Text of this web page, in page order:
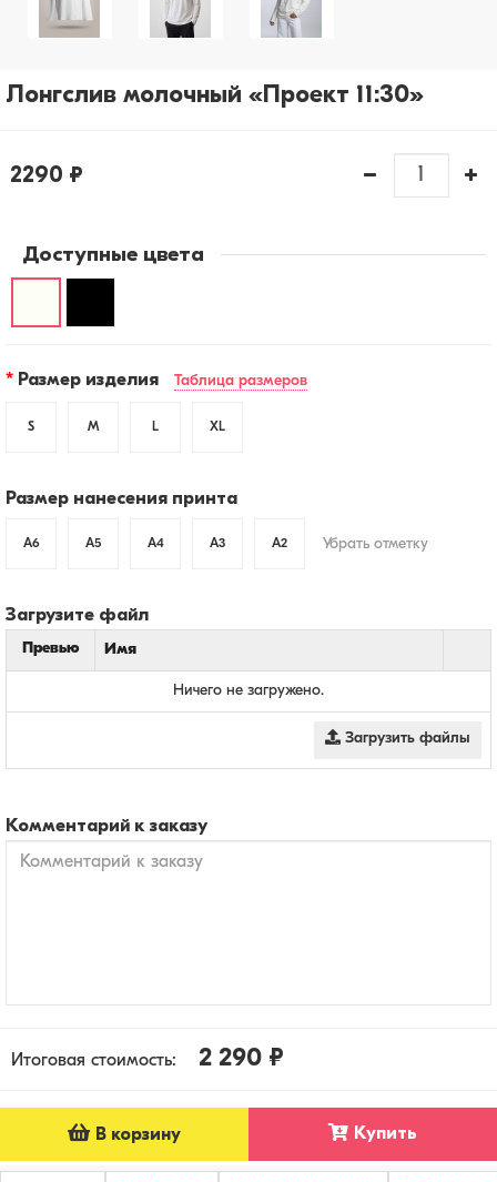
Лонгслив молочный «Проект 11:30»
2290 ₽
Доступные цвета
«Проект«Проект
Размер изделия Таблица размеров
S M L XL
Размер нанесения принта
A6 A5 A4 A3 A2 Убрать отметку
Загрузите файл
Превью Имя
Ничего не загружено.
Загрузить файлы
Комментарий к заказу
Итоговая стоимость: 2 290 ₽
В корзину Купить